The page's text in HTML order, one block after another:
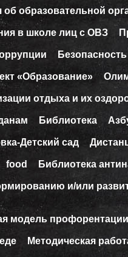
об образовательной
в школе лиц с ОВЗ
Безопасность
«Образование»
отдыха и их
Библиотека
Детский сад
food Библиотека
и/или
модель
Методическая